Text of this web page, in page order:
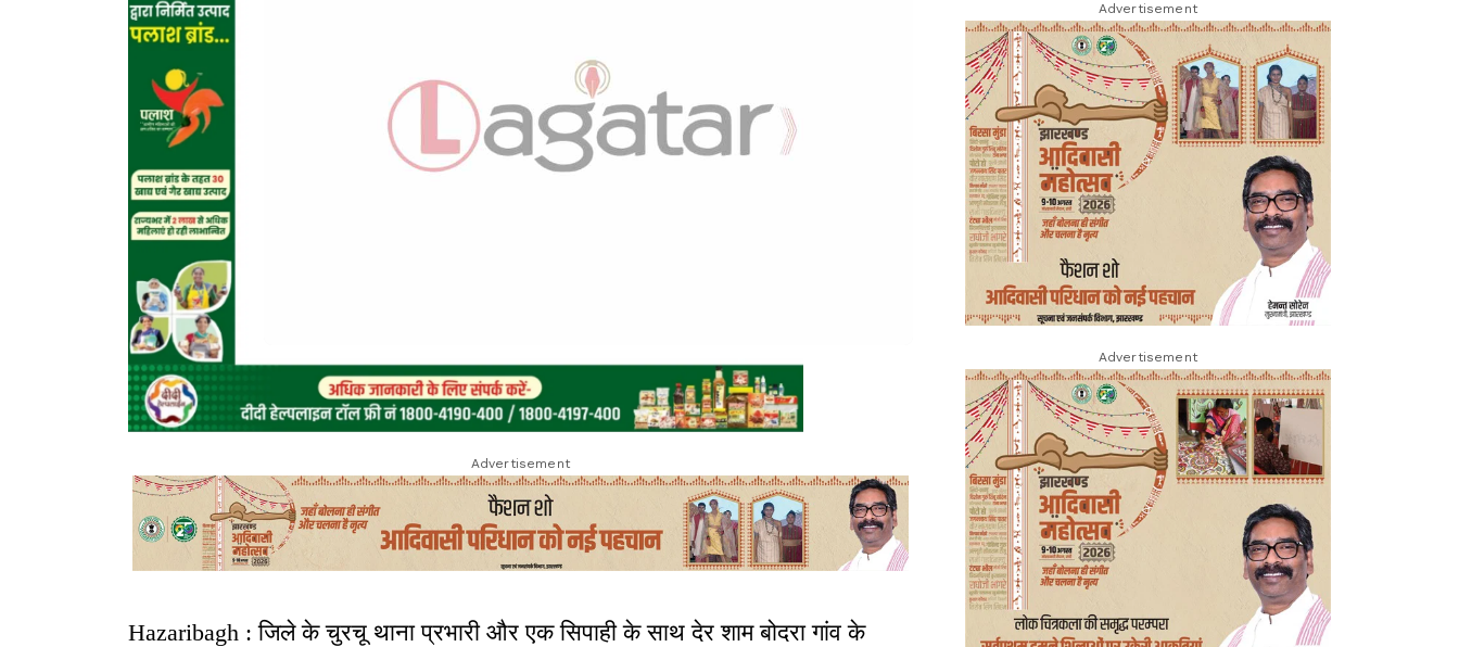
Advertisement
Hazaribagh : जिले के चुरचू थाना प्रभारी और एक सिपाही के साथ देर शाम बोदरा गांव के
Advertisement
Advertisement